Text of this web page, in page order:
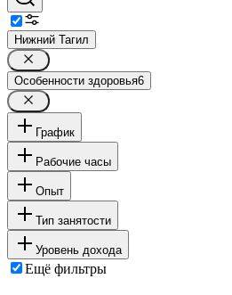
Нижний Тагил
Особенности здоровья6
График
Рабочие часы
Опыт
Тип занятости
Уровень дохода
Ещё фильтры